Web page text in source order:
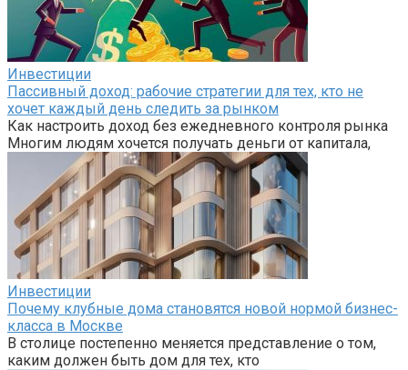
Инвестиции
Пассивный доход: рабочие стратегии для тех, кто не
хочет каждый день следить за рынком
Как настроить доход без ежедневного контроля рынка
Многим людям хочется получать деньги от капитала,
Инвестиции
Почему клубные дома становятся новой нормой бизнес-
класса в Москве
В столице постепенно меняется представление о том,
каким должен быть дом для тех, кто